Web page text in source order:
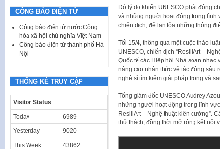
Đó lý do khiến UNESCO phát động
và những người hoạt động trong lĩnh
chiến dịch, để lan tỏa những thông
Tối 15/4, thông qua một cuộc thảo
UNESCO, chiến dịch “ResiliArt –
Quốc tế các Hiệp hội Nhà soạn nhạc
nâng cao nhận thức về tác động sâu
nghệ sĩ tìm kiếm giải pháp trong và
Tổng giám đốc UNESCO Audrey
những người hoạt động trong lĩnh
ResiliArt – Nghệ thuật kiên cường”.
thử thách, đồng thời mở rộng kết nối
CÔNG BÁO ĐIỆN TỬ
Công báo điện tử nước Cộng
hòa xã hội chủ nghĩa Việt Nam
Công báo điện tử thành phố Hà
Nội
THỐNG KÊ TRUY CẬP
Visitor Status
Today 6989
Yesterday 9020
This Week 43862